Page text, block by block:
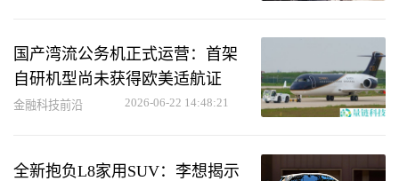
国产湾流公务机正式运营：首架
自研机型尚未获得欧美适航证
金融科技前沿 2026-06-22 14:48:21
全新抱负L8家用SUV：李想揭示